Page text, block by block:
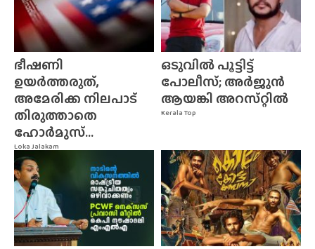
Loka Jalakam
ഭീഷണി
ഉയർത്തരുത്,
അമേരിക്ക നിലപാട്
തിരുത്താതെ
ഹോർമുസ്...
Kerala Top
ഒടുവിൽ പൂട്ടിട്ട്
പോലീസ്; അർജുൻ
ആയങ്കി അറസ്‌റ്റിൽ